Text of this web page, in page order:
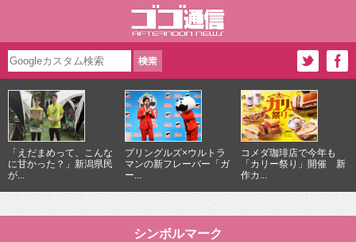
「えだまめって、こんな
に甘かった？」新潟県民
が...
プリングルズ×ウルトラ
マンの新フレーバー「ガ
ー...
コメダ珈琲店で今年も
「カリー祭り」開催 新
作カ...
シンボルマーク